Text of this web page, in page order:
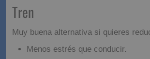
Más cómodo si llevas carrito,
Tren